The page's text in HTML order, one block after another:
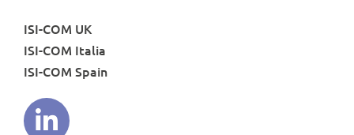
ISI-COM UK
ISI-COM Italia
ISI-COM Spain